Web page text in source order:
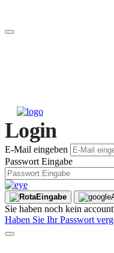
Login
E-Mail eingeben
Passwort Eingabe
Eingabe
Sie haben noch kein
Haben Sie Ihr Passwort